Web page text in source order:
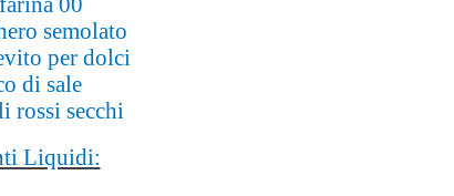
semolato
per dolci
di sale
rossi secchi
Liquidi: